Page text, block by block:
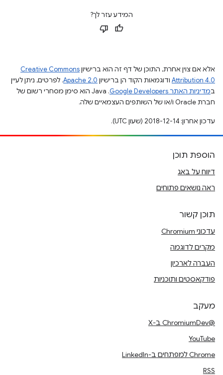
המידע עזר לך?
אלא אם צוין אחרת, התוכן של דף זה הוא ברישיוןCreative Commons
Attribution 4.0 ודוגמאות הקוד הן ברישיון Apache 2.0. לפרטים, ניתן לעיין
במדיניות האתר Google Developers‏
.‏ Java הוא סימן מסחרי רשום של
חברת Oracle ו/או של השותפים העצמאיים שלה.
עדכון אחרון: 2018-12-14 (שעון UTC).
הוספת תוכן
דיווח על באג
ראה נושאים פתוחים
תוכן קשור
עדכוני Chromium
מקרים לדוגמה
העברה לארכיון
פודקאסטים ותוכניות
מעקב
@ChromiumDev ב-X
YouTube
Chrome למפתחים ב-LinkedIn
RSS